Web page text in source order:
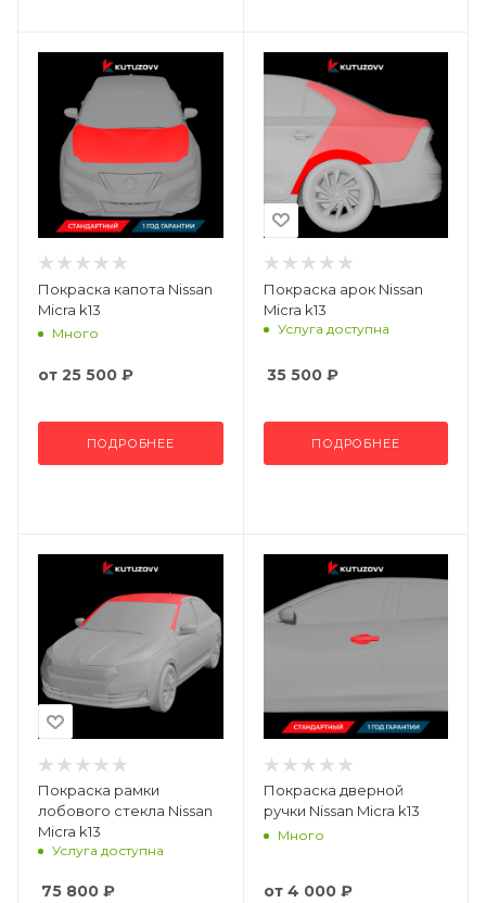
Покраска капота Nissan
Micra k13
Много
от 25 500 ₽
ПОДРОБНЕЕ
Покраска арок Nissan
Micra k13
Услуга доступна
35 500₽
ПОДРОБНЕЕ
Покраска рамки
лобового стекла Nissan
Micra k13
Услуга доступна
75 800 ₽
Покраска дверной
ручки Nissan Micra k13
Много
от 4 000 ₽